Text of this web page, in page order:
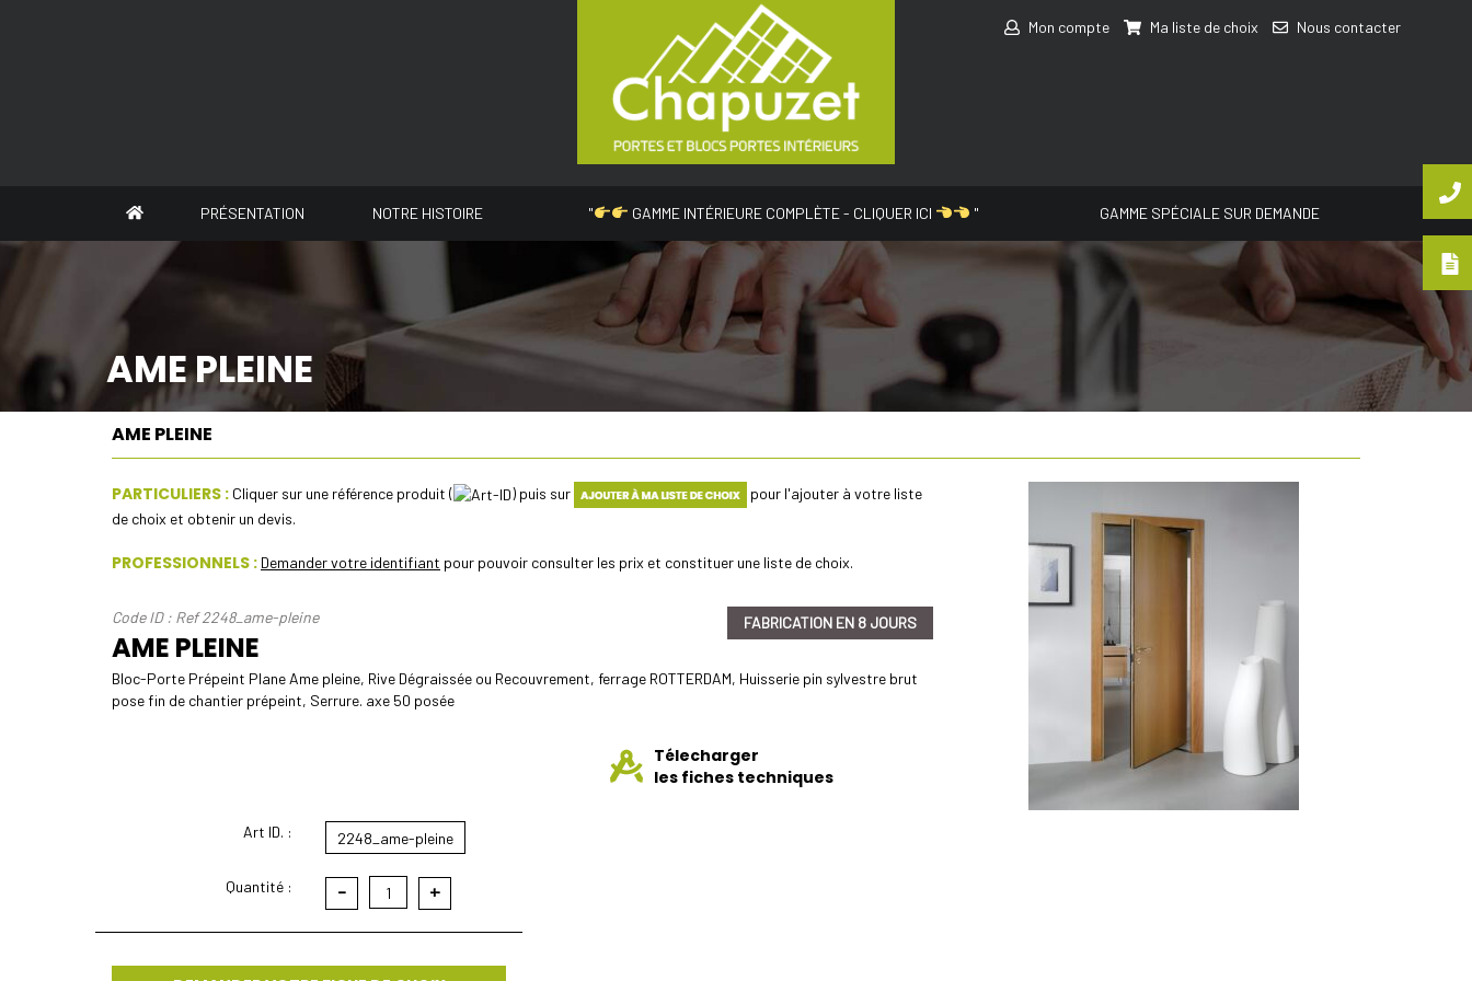
Mon compte Ma liste de choix Nous contacter
PRÉSENTATION NOTRE HISTOIRE " GAMME INTÉRIEURE COMPLÈTE - CLIQUER ICI " GAMME SPÉCIALE SUR DEMANDE
AME PLEINE
AME PLEINE
PARTICULIERS : Cliquer sur une référence produit ( ) puis sur
pour l'ajouter à votre liste
de choix et obtenir un devis.
PROFESSIONNELS : Demander votre identifiant pour pouvoir consulter les prix et constituer une liste de choix.
Code ID : Ref 2248_ame-pleine
AME PLEINE
FABRICATION EN 8 JOURS
Bloc-Porte Prépeint Plane Ame pleine, Rive Dégraissée ou Recouvrement, ferrage ROTTERDAM, Huisserie pin sylvestre brut
pose fin de chantier prépeint, Serrure. axe 50 posée
Télecharger
les fiches techniques
Art ID. :
Quantité :
2248_ame-pleine
- 1 +